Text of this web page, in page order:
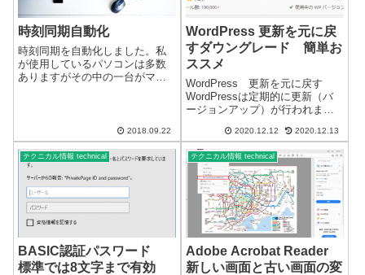
時刻同期自動化
時刻同期を自動化しました。私
が使用しているパソコンは多数
ありますがその中の一台がマザ
りませんでした。BIOS(UEFI)が
管理している日時の設定が全く
できま...
2018.09.22
WordPress 更新を元に戻
すダウングレード 簡単お
ススメ
WordPress 更新を元に戻す
WordPressは定期的に更新（バ
ージョンアップ）が行われま
合や不都合が発生する場合があ
りますが、残念ながら元に戻す
機能はありません。※管理画面
で更新を簡単に促してきま...
2020.12.12 2020.12.13
テクニカル情報 technical
BASIC認証パスワード
標準では8文字まで有効
テクニカル情報 technical
Adobe Acrobat Reader
新しい画面と古い画面の変